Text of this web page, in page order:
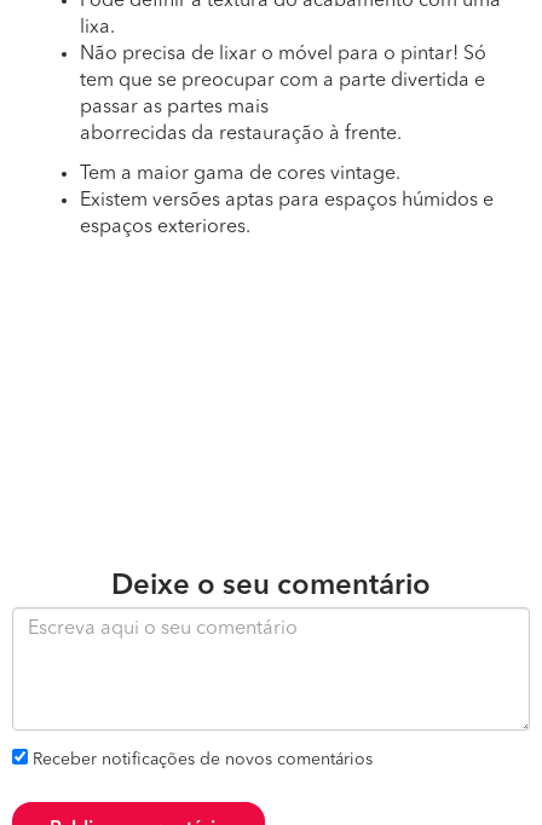
lixa.
Não precisa de lixar o móvel para o pintar! Só
tem que se preocupar com a parte divertida e
passar as partes mais
aborrecidas da restauração à frente.
Tem a maior gama de cores vintage.
Existem versões aptas para espaços húmidos e
espaços exteriores.
Deixe o seu comentário
Receber notificações de novos comentários